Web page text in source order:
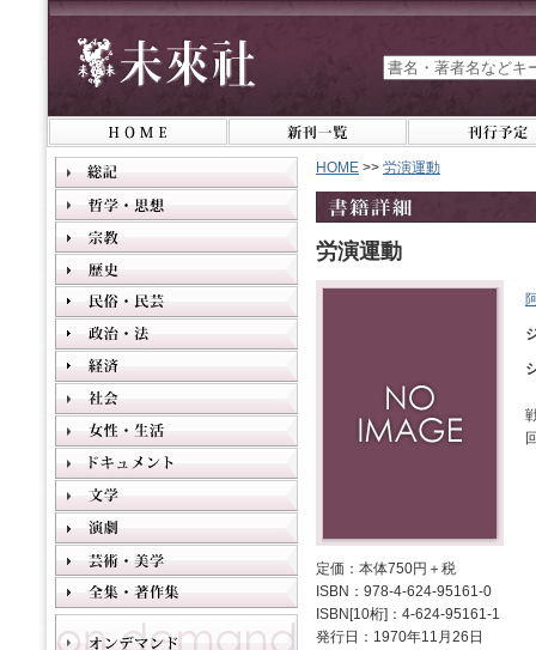
HOME >> 労演運動
労演運動
定価：本体750円＋税
ISBN：978-4-624-95161-0
ISBN[10桁]：4-624-95161-1
発行日：1970年11月26日